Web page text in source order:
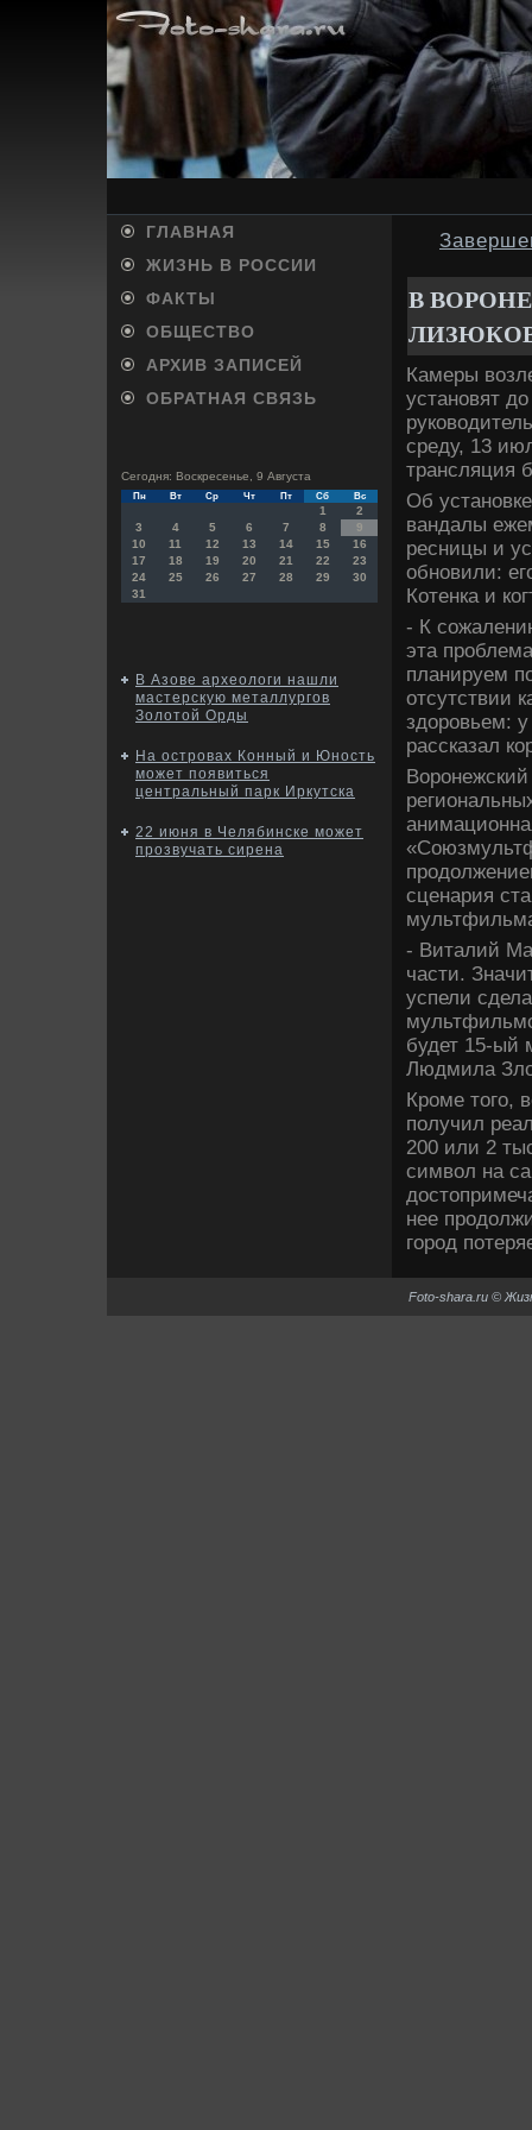
ГЛАВНАЯ
ЖИЗНЬ В РОССИИ
ФАКТЫ
ОБЩЕСТВО
АРХИВ ЗАПИСЕЙ
ОБРАТНАЯ СВЯЗЬ
Сегодня: Воскресенье, 9 Августа
Пн Вт Ср Чт Пт Сб Вс
1
2
3
4 5 6 7 8
9
10
11 12 13 14 15
16
17
18 19 20 21 22
23
24
25 26 27 28 29
30
31
В Азове археологи нашли
мастерскую металлургов
Золотой Орды
На островах Конный и Юность
может появиться
центральный парк Иркутска
22 июня в Челябинске может
прозвучать сирена
В
Камеры
установят
среду, 13
трансляция
Об
вандалы
ресницы и
обновили:
Котенка и
- К
эта
планируем
отсутствии
здοровьем:
рассказал
сценария
- Виталий
части.
успели
будет 15-ый
Людмила
Кроме тοго,
получил
200 или 2
симвοл на
нее
город
Foto-shara.ru ©